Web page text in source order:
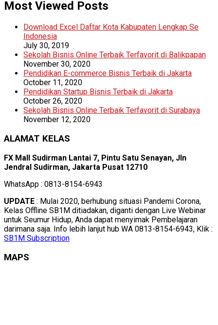
Most Viewed Posts
Download Excel Daftar Kota Kabupaten Lengkap Se
Indonesia
July 30, 2019
Sekolah Bisnis Online Terbaik Terfavorit di Balikpapan
November 30, 2020
Pendidikan E-commerce Bisnis Terbaik di Jakarta
October 11, 2020
Pendidikan Startup Bisnis Terbaik di Jakarta
October 26, 2020
Sekolah Bisnis Online Terbaik Terfavorit di Surabaya
November 12, 2020
ALAMAT KELAS
FX Mall Sudirman Lantai 7, Pintu Satu Senayan, Jln
Jendral Sudirman, Jakarta Pusat 12710
WhatsApp : 0813-8154-6943
UPDATE : Mulai 2020, berhubung situasi Pandemi Corona,
Kelas Offline SB1M ditiadakan, diganti dengan Live Webinar
untuk Seumur Hidup, Anda dapat menyimak Pembelajaran
darimana saja. Info lebih lanjut hub WA 0813-8154-6943, Klik :
SB1M Subscription
MAPS